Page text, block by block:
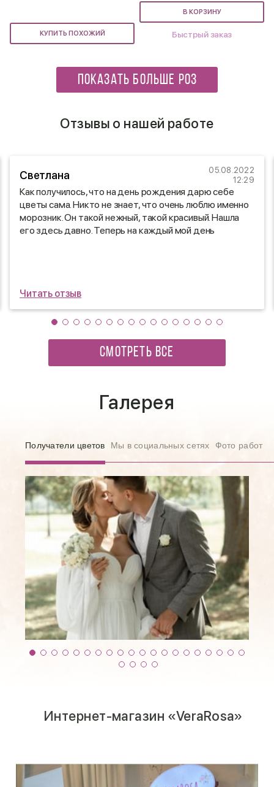
КУПИТЬ ПОХОЖИЙ
В КОРЗИНУ
Быстрый заказ
ПОКАЗАТЬ БОЛЬШЕ РОЗ
Отзывы о нашей работе
Светлана
05.08.2022
12:29
Как получилось, что на день рождения дарю себе
цветы сама. Никто не знает, что очень люблю именно
морозник. Он такой нежный, такой красивый. Нашла
его здесь давно. Теперь на каждый мой день
Читать отзыв
СМОТРЕТЬ ВСЕ
Галерея
Получатели цветов Мы в социальных сетях Фото работ
Интернет-магазин «VeraRosa»